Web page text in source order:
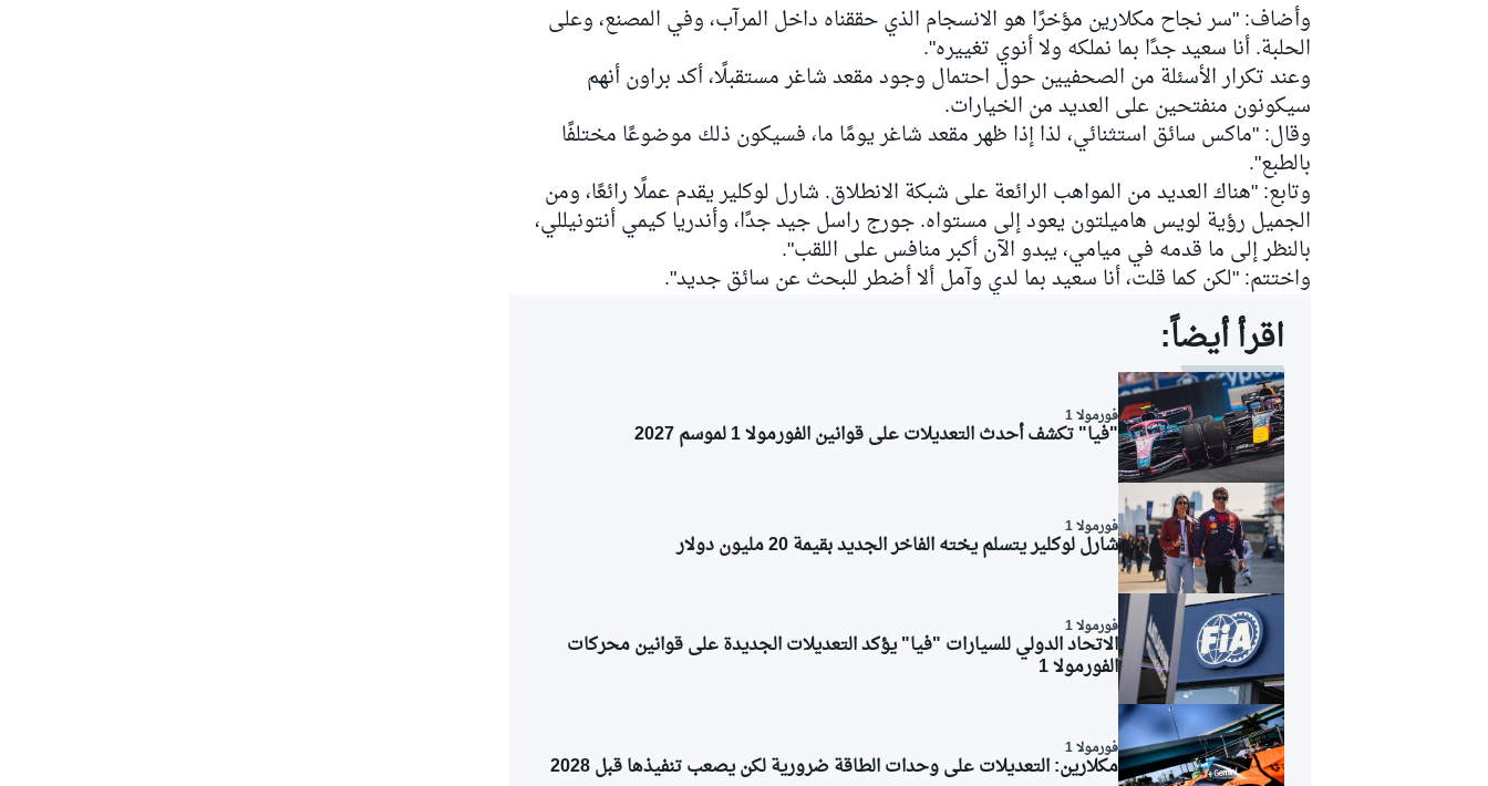
وأضاف: "سر نجاح مكلارين مؤخرًا هو الانسجام الذي حققناه داخل المرآب، وفي المصنع، وعلى
الحلبة. أنا سعيد جدًا بما نملكه ولا أنوي تغييره".
وعند تكرار الأسئلة من الصحفيين حول احتمال وجود مقعد شاغر مستقبلًا، أكد براون أنهم
سيكونون منفتحين على العديد من الخيارات.
وقال: "ماكس سائق استثنائي، لذا إذا ظهر مقعد شاغر يومًا ما، فسيكون ذلك موضوعًا مختلفًا
بالطبع".
وتابع: "هناك العديد من المواهب الرائعة على شبكة الانطلاق. شارل لوكلير يقدم عملًا رائعًا، ومن
الجميل رؤية لويس هاميلتون يعود إلى مستواه. جورج راسل جيد جدًا، وأندريا كيمي أنتونيللي،
بالنظر إلى ما قدمه في ميامي، يبدو الآن أكبر منافس على اللقب".
واختتم: "لكن كما قلت، أنا سعيد بما لدي وآمل ألا أضطر للبحث عن سائق جديد".
اقرأ أيضاً:
فورمولا 1
"فيا" تكشف أحدث التعديلات على قوانين الفورمولا 1 لموسم 2027
فورمولا 1
شارل لوكلير يتسلم يخته الفاخر الجديد بقيمة 20 مليون دولار
فورمولا 1
الاتحاد الدولي للسيارات "فيا" يؤكد التعديلات الجديدة على قوانين محركات
الفورمولا 1
فورمولا 1
مكلارين: التعديلات على وحدات الطاقة ضرورية لكن يصعب تنفيذها قبل 2028